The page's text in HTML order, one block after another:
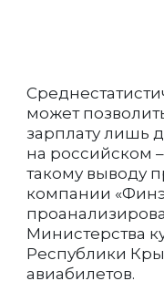
может
зарплату лишь
на российском
такому выводу
компании
Министерства
Республики
авиабилетов.